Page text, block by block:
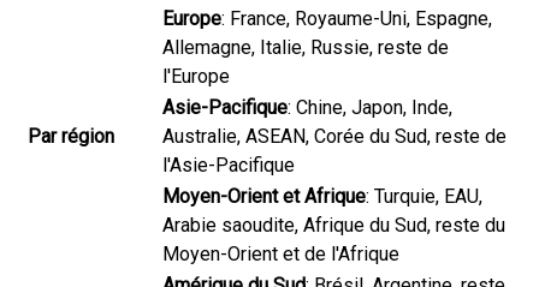
Par région
Europe: France, Royaume-Uni, Espagne,
Allemagne, Italie, Russie, reste de
l'Europe
Asie-Pacifique: Chine, Japon, Inde,
Australie, ASEAN, Corée du Sud, reste de
l'Asie-Pacifique
Moyen-Orient et Afrique: Turquie, EAU,
Arabie saoudite, Afrique du Sud, reste du
Moyen-Orient et de l'Afrique